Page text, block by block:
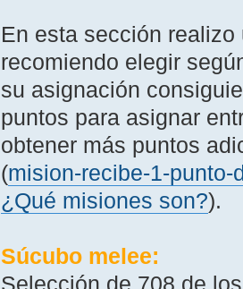
En esta sección
recomiendo elegir
su asignación
puntos para asignar
obtener más puntos
(mision-recibe-1-
¿Qué misiones son?).
Súcubo melee:
Selección de 708 de